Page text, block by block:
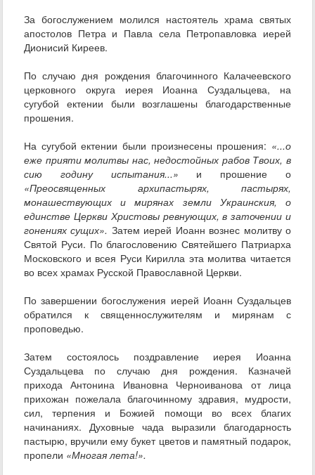
За богослужением молился настоятель храма святых
апостолов Петра и Павла села Петропавловка иерей
Дионисий Киреев.
По случаю дня рождения благочинного Калачеевского
церковного округа иерея Иоанна Суздальцева, на
сугубой ектении были возглашены благодарственные
прошения.
На сугубой ектении были произнесены прошения: «...о
еже прияти молитвы нас, недостойных рабов Твоих, в
сию годину испытания...» и прошение о
«Преосвященных архипастырях, пастырях,
монашествующих и мирянах земли Украинския, о
единстве Церкви Христовы ревнующих, в заточении и
гонениях сущих». Затем иерей Иоанн вознес молитву о
Святой Руси. По благословению Святейшего Патриарха
Московского и всея Руси Кирилла эта молитва читается
во всех храмах Русской Православной Церкви.
По завершении богослужения иерей Иоанн Суздальцев
обратился к священнослужителям и мирянам с
проповедью.
Затем состоялось поздравление иерея Иоанна
Суздальцева по случаю дня рождения. Казначей
прихода Антонина Ивановна Черноиванова от лица
прихожан пожелала благочинному здравия, мудрости,
сил, терпения и Божией помощи во всех благих
начинаниях. Духовные чада выразили благодарность
пастырю, вручили ему букет цветов и памятный подарок,
пропели «Многая лета!».